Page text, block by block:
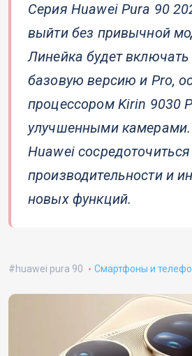
Серия Huawei Pura 90
выйти без привычной
Линейка будет включать
базовую версию и Pro,
процессором Kirin 9030
улучшенными камерами.
Huawei
производительности и
новых функций.
huawei pura 90 Смартфоны и